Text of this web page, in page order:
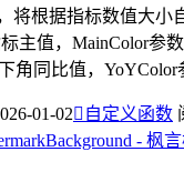
将根据指标数值大小
主值，MainColor参
角同比值，YoYColor
01-02 自定义函数